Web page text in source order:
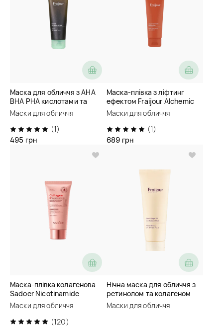
Маска для обличчя з AHA
BHA PHA кислотами та
спікулами Fraijour Heartleaf
Pore Melting Gel Mask
Маски для обличчя
(1)
495 грн
Маска-плівка з ліфтинг
ефектом Fraijour Alchemic
Ginsenoside Exo-Wrap Mask
Маски для обличчя
(1)
689 грн
Маска-плівка колагенова
Sadoer Nicotinamide
Collagen Hydra-Glow Tear-
Off Fasical Mask
Маски для обличчя
(120)
Нічна маска для обличчя з
ретинолом та колагеном
Fraijour Retin-Collagen 3D
Core Radiance Mask
Маски для обличчя